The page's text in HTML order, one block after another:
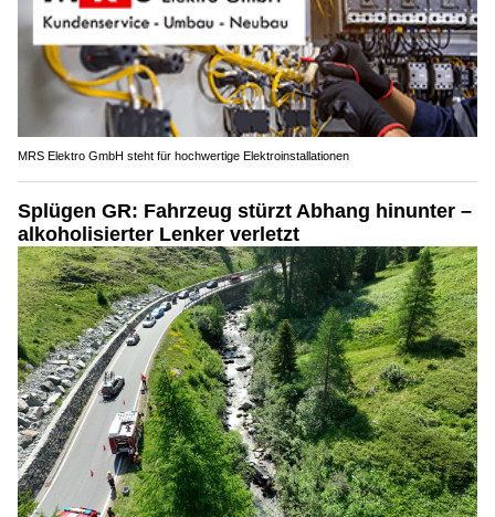
MRS Elektro GmbH steht für hochwertige Elektroinstallationen
Splügen GR: Fahrzeug stürzt Abhang hinunter –
alkoholisierter Lenker verletzt